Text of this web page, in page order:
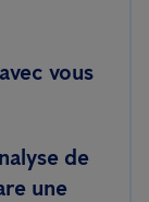
vous
de
une